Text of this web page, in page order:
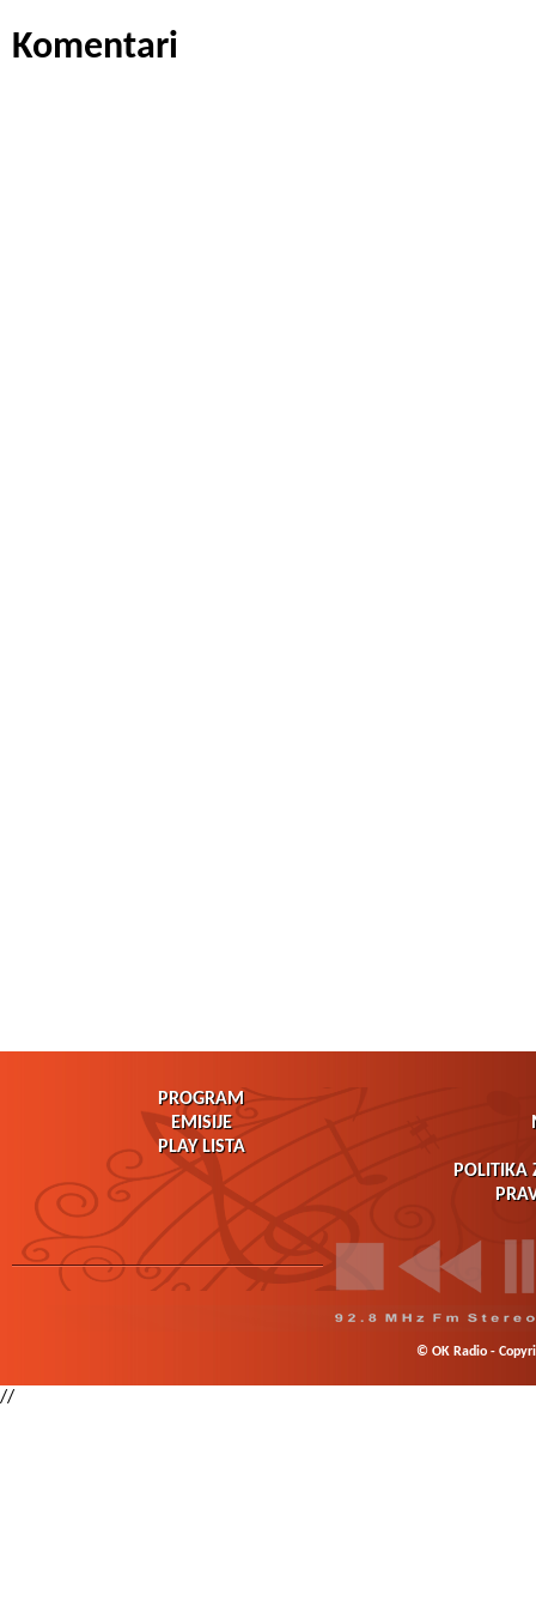
Komentari
PROGRAM
EMISIJE
PLAY LISTA
POLITIKA
© OK Radio -
//